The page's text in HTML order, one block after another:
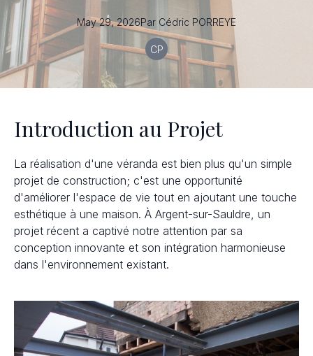
May 29, 2026Par Cédric PORREYE
CP
Introduction au Projet
La réalisation d'une véranda est bien plus qu'un simple
projet de construction; c'est une opportunité
d'améliorer l'espace de vie tout en ajoutant une touche
esthétique à une maison. À Argent-sur-Sauldre, un
projet récent a captivé notre attention par sa
conception innovante et son intégration harmonieuse
dans l'environnement existant.